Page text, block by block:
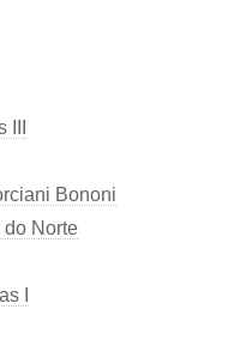
Bononi
Norte
I